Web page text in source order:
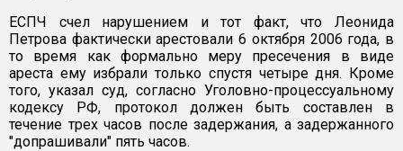
ЕСПЧ счел нарушением и тот факт, что Леонида
Петрова фактически арестовали 6 октября 2006 года, в
то время как формально меру пресечения в виде
ареста ему избрали только спустя четыре дня. Кроме
того, указал суд, согласно Уголовно-процессуальному
кодексу РФ, протокол должен быть составлен в
течение трех часов после задержания, а задержанного
"допрашивали" пять часов.